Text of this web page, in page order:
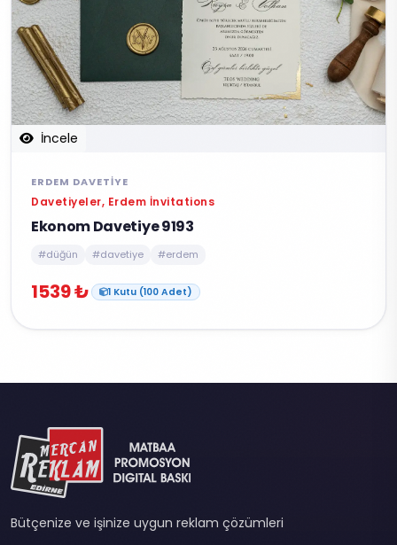
İncele
ERDEM DAVETIYE
Davetiyeler, Erdem İnvitations
Ekonom Davetiye 9193
#düğün #davetiye #erdem
1539 ₺ 1 Kutu (100 Adet)
Bütçenize ve işinize uygun reklam çözümleri